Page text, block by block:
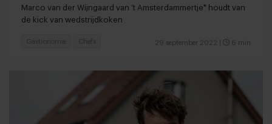
Marco van der Wijngaard van ‘t Amsterdammertje* houdt van
de kick van wedstrijdkoken
29 september 2022 6 min
Gastronomie Chefs